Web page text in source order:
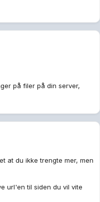
på filer på din server,
at du ikke trengte mer, men
url'en til siden du vil vite